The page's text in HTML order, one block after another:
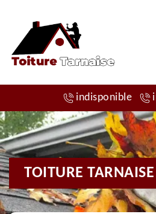
indisponible
TOITURE TARNAISE